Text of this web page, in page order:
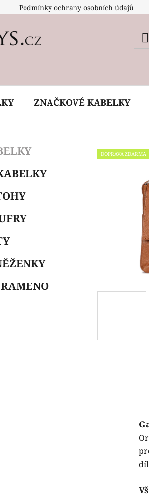
Podmínky ochrany osobních údajů
ZNAČKOVÉ KABELKY
DOPRAVA ZDARMA